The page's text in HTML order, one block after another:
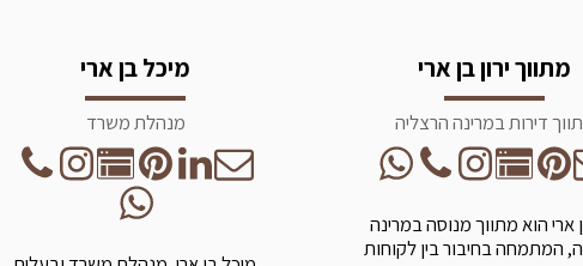
מתווך ירון בן ארי
דירות במרינה הרצליה
ארי הוא מתווך מנוסה במרינה
המתמחה בחיבור בין לקוחות
מיכל בן ארי
מנהלת משרד